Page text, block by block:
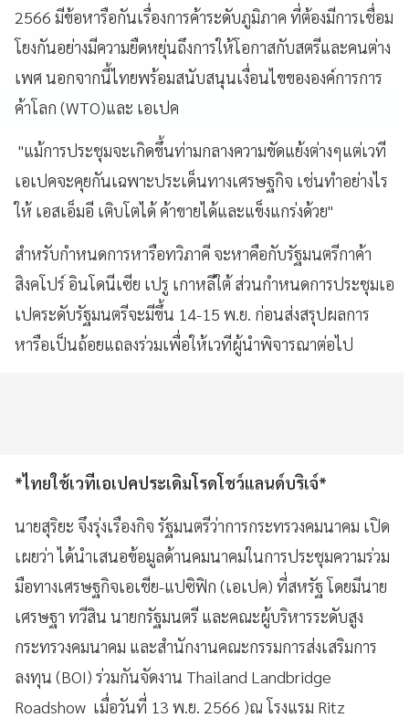
2566 มีข้อหารือกันเรื่องการค้าระดับภูมิภาค ที่ต้องมีการเชื่อม
โยงกันอย่างมีความยืดหยุ่นถึงการให้โอกาสกับสตรีและคนต่าง
เพศ นอกจากนี้ไทยพร้อมสนับสนุนเงื่อนไขขององค์การการ
ค้าโลก (WTO)และ เอเปค
"แม้การประชุมจะเกิดขึ้นท่ามกลางความขัดแย้งต่างๆแต่เวที
เอเปคจะคุยกันเฉพาะประเด็นทางเศรษฐกิจ เช่นทำอย่างไร
ให้ เอสเอ็มอี เติบโตได้ ค้าขายได้และแข็งแกร่งด้วย"
สำหรับกำหนดการหารือทวิภาคี จะหาคือกับรัฐมนตรีกาค้า
สิงคโปร์ อินโดนีเซีย เปรู เกาหลีใต้ ส่วนกำหนดการประชุมเอ
เปคระดับรัฐมนตรีจะมีขึ้น 14-15 พ.ย. ก่อนส่งสรุปผลการ
หารือเป็นถ้อยแถลงร่วมเพื่อให้เวทีผู้นำพิจารณาต่อไป
*ไทยใช้เวทีเอเปคประเดิมโรดโชว์แลนด์บริเจ์*
นายสุริยะ จึงรุ่งเรืองกิจ รัฐมนตรีว่าการกระทรวงคมนาคม เปิด
เผยว่า ได้นำเสนอข้อมูลด้านคมนาคมในการประชุมความร่วม
มือทางเศรษฐกิจเอเชีย-แปซิฟิก (เอเปค) ที่สหรัฐ โดยมีนาย
เศรษฐา ทวีสิน นายกรัฐมนตรี และคณะผู้บริหารระดับสูง
กระทรวงคมนาคม และสำนักงานคณะกรรมการส่งเสริมการ
ลงทุน (BOI) ร่วมกันจัดงาน Thailand Landbridge
Roadshow เมื่อวันที่ 13 พ.ย. 2566 )ณ โรงแรม Ritz